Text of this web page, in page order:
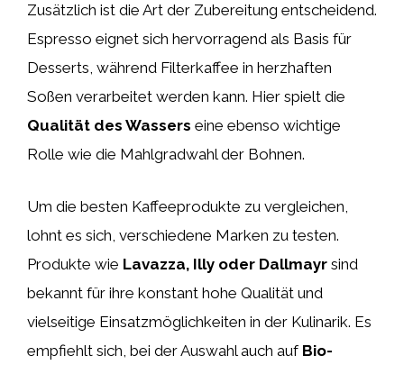
Zusätzlich ist die Art der Zubereitung entscheidend.
Espresso eignet sich hervorragend als Basis für
Desserts, während Filterkaffee in herzhaften
Soßen verarbeitet werden kann. Hier spielt die
Qualität des Wassers eine ebenso wichtige
Rolle wie die Mahlgradwahl der Bohnen.
Um die besten Kaffeeprodukte zu vergleichen,
lohnt es sich, verschiedene Marken zu testen.
Produkte wie Lavazza, Illy oder Dallmayr sind
bekannt für ihre konstant hohe Qualität und
vielseitige Einsatzmöglichkeiten in der Kulinarik. Es
empfiehlt sich, bei der Auswahl auch auf Bio-